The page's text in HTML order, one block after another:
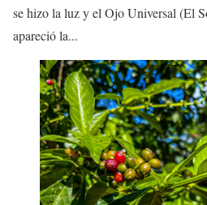
se hizo la luz y el Ojo Universal (El
apareció la...